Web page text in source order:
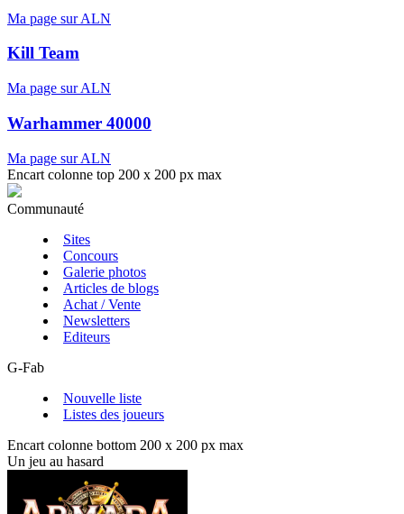
Ma page sur ALN
Kill Team
Ma page sur ALN
Warhammer 40000
Ma page sur ALN
Encart colonne top 200 x 200 px max
Communauté
Sites
Concours
Galerie photos
Articles de blogs
Achat / Vente
Newsletters
Editeurs
G-Fab
Nouvelle liste
Listes des joueurs
Encart colonne bottom 200 x 200 px max
Un jeu au hasard